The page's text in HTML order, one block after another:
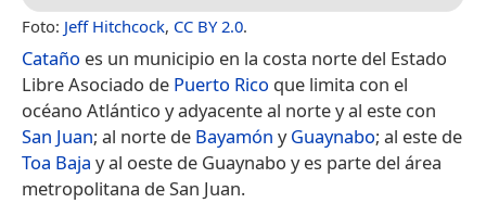
Foto: Jeff Hitchcock, CC BY 2.0.
Cataño es un municipio en la costa norte del Estado
Libre Asociado de Puerto Rico que limita con el
océano Atlántico y adyacente al norte y al este con
San Juan; al norte de Bayamón yGuaynabo; al este de
Toa Baja y al oeste de Guaynabo y es parte del área
metropolitana de San Juan.